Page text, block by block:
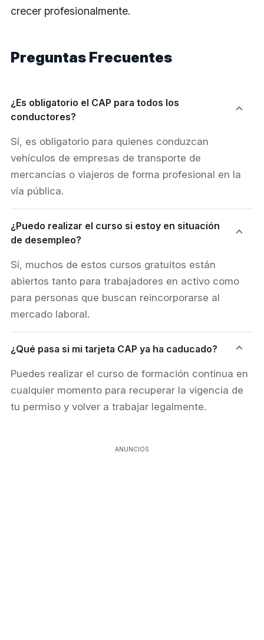
crecer profesionalmente.
Preguntas Frecuentes
¿Es obligatorio el CAP para todos los
conductores?
Sí, es obligatorio para quienes conduzcan
vehículos de empresas de transporte de
mercancías o viajeros de forma profesional en la
vía pública.
¿Puedo realizar el curso si estoy en situación
de desempleo?
Sí, muchos de estos cursos gratuitos están
abiertos tanto para trabajadores en activo como
para personas que buscan reincorporarse al
mercado laboral.
¿Qué pasa si mi tarjeta CAP ya ha caducado?
Puedes realizar el curso de formación continua en
cualquier momento para recuperar la vigencia de
tu permiso y volver a trabajar legalmente.
ANUNCIOS